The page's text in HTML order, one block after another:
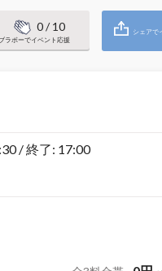
0/ 10
ラボーでイベント応援
シェアで
/ 終了: 17:00